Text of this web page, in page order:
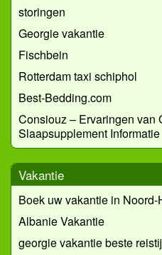
storingen
Georgie vakantie
Fischbein
Rotterdam taxi schiphol
Best-Bedding.com
Consiouz – Ervaringen van
Slaapsupplement Informatie
Vakantie
Boek uw vakantie in Noord-
Albanie Vakantie
georgie vakantie beste